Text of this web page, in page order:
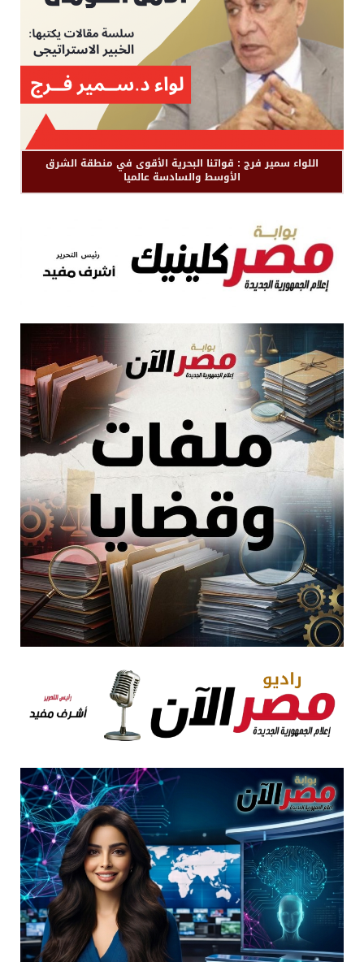
اللواء سمير فرج : قواتنا البحرية الأقوى في منطقة الشرق
الأوسط والسادسة عالميا